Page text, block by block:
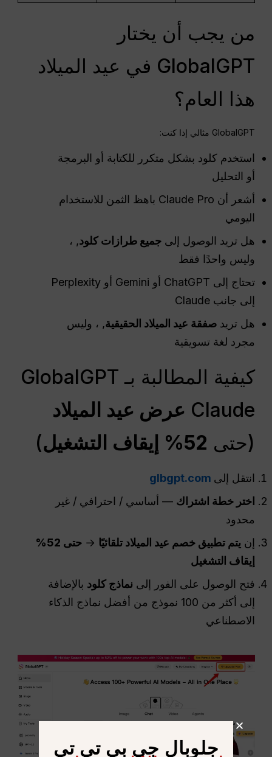
من يجب أن يختار
GlobalGPT في عيد الميلاد
هذا العام؟
GlobalGPT مثالي إذا كنت:
استخدم كلود بشكل متكرر للكتابة أو البرمجة
أو التحليل
أشعر أن Claude Pro باهظ الثمن للاستخدام
اليومي
هل تريد الوصول إلىجميع طرازات كلود, ،
وليس واحدًا فقط
تحتاج إلى ChatGPT أو Gemini أو Perplexity
إلى جانب Claude
هل تريدصفقة عيد الميلاد الحقيقية, ، وليس
مجرد لغة تسويقية
كيفية المطالبة بـ GlobalGPT
Claude عرض عيد الميلاد
(حتى 52% إيقاف التشغيل )
انتقل إلى glbgpt.com
اختر خطة اشتراك — أساسي / احترافي / غير
محدود
إن يتم تطبيق خصم عيد الميلاد تلقائيًا →
حتى 52%
إيقاف التشغيل
فتح الوصول على الفور إلى نماذج كلود بالإضافة
إلى أكثر من 100 نموذج من أفضل نماذج الذكاء
الاصطناعي
جلوبال جي بي تي تي